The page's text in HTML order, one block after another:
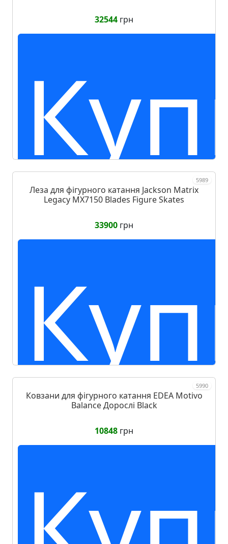
32544 грн
5989
Леза для фігурного катання Jackson Matrix
Legacy MX7150 Blades Figure Skates
33900 грн
5990
Ковзани для фігурного катання EDEA Motivo
Balance Дорослі Black
10848 грн